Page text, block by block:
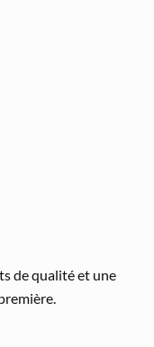
de qualité et une